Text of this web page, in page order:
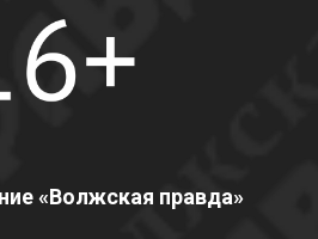
«Волжская правда»